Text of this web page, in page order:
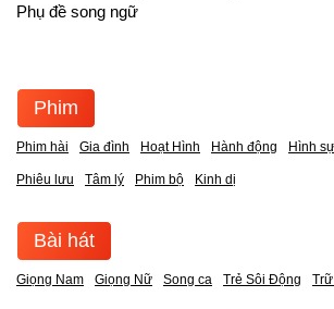
Phụ đề song ngữ
Phim
Phim hài Gia đình Hoạt Hình Hành động Hình sự
Phiêu lưu Tâm lý Phim bộ Kinh dị
Bài hát
Giọng Nam Giọng Nữ Song ca Trẻ Sôi Động